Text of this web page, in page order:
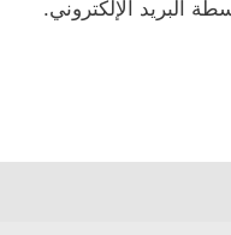
البريد الإلكتروني.